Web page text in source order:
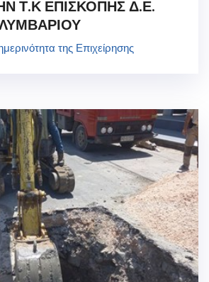
Τ.Κ ΕΠΙΣΚΟΠΗΣ Δ.Ε.
της Επιχείρησης